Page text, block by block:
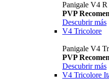
Panigale V4 R
PVP
Descubrir más
V4 Tricolore
Panigale V4
PVP
Descubrir más
V4 Tricolore